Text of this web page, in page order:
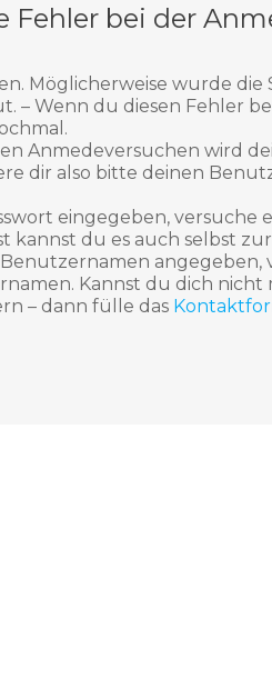
Fehler bei der
Möglicherweise wurde die
– Wenn du diesen Fehler
Anmedeversuchen wird
dir also bitte deinen
eingegeben, versuche
kannst du es auch selbst
angegeben,
Kannst du dich nicht
– dann fülle das